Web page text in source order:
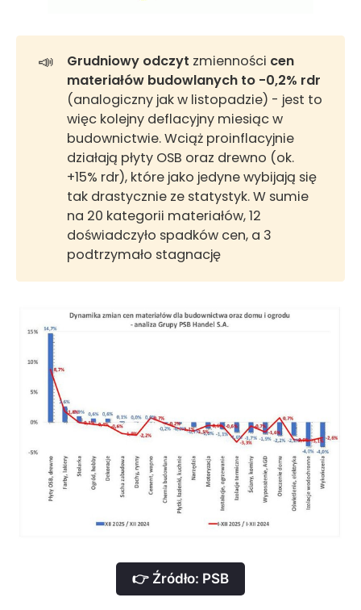
📣 Grudniowy odczyt zmienności cen
materiałów budowlanych to -0,2% rdr
(analogiczny jak w listopadzie) - jest to
więc kolejny deflacyjny miesiąc w
budownictwie. Wciąż proinflacyjnie
działają płyty OSB oraz drewno (ok.
+15% rdr), które jako jedyne wybijają się
tak drastycznie ze statystyk. W sumie
na 20 kategorii materiałów, 12
doświadczyło spadków cen, a 3
podtrzymało stagnację
👉 Źródło: PSB